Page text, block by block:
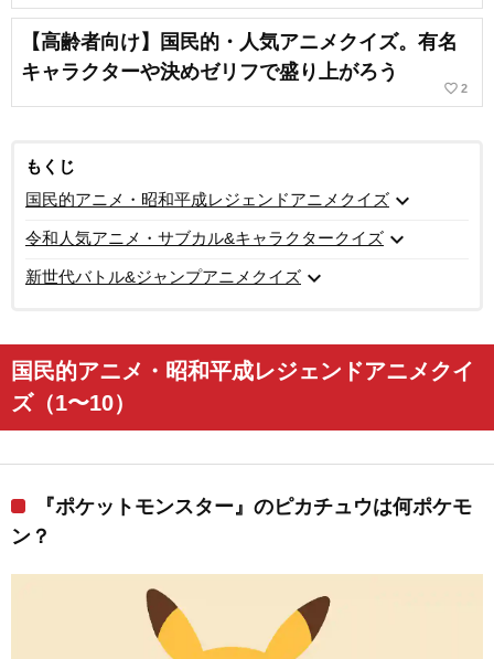
【高齢者向け】国民的・人気アニメクイズ。有名
キャラクターや決めゼリフで盛り上がろう
favorite_border 2
もくじ
国民的アニメ・昭和平成レジェンドアニメクイズ expand_more
令和人気アニメ・サブカル&キャラクタークイズ expand_more
新世代バトル&ジャンプアニメクイズ expand_more
国民的アニメ・昭和平成レジェンドアニメクイ
ズ（1〜10）
『ポケットモンスター』のピカチュウは何ポケモ
ン？